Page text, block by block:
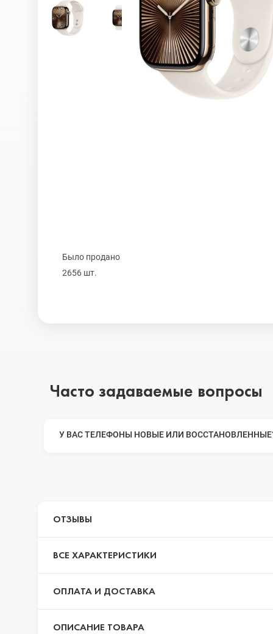
OPPO iPhone 16 Pro
iPhone 16 Plus
Было продано
2656 шт.
Часто задаваемые вопросы
У ВАС ТЕЛЕФОНЫ НОВЫЕ ИЛИ
ОТЗЫВЫ
ВСЕ ХАРАКТЕРИСТИКИ
ОПЛАТА И ДОСТАВКА
ОПИСАНИЕ ТОВАРА